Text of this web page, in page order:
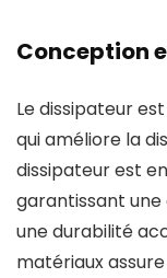
Conception
Le dissipateur
qui améliore la
dissipateur est
garantissant
une durabilité
matériaux